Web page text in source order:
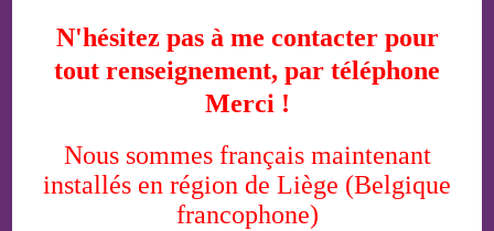
N'hésitez pas à me contacter pour
tout renseignement, par téléphone
Merci !
Nous sommes français maintenant
installés en région de Liège (Belgique
francophone)